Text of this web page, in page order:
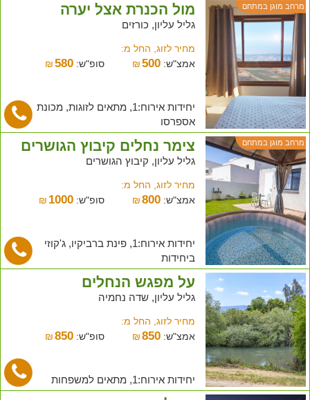
מרחב מוגן במתחם מול הכנרת אצל יערה
גליל עליון, כורזים
מחיר לזוג, החל מ:
אמצ"ש:
₪500 סופ"ש: ₪ 580
יחידות אירוח:1, מתאים לזוגות, מכונת
אספרסו
מרחב מוגן במתחם צימר נחלים קיבוץ הגושרים
גליל עליון, קיבוץ הגושרים
מחיר לזוג, החל מ:
אמצ"ש:
₪800 סופ"ש: ₪ 1000
יחידות אירוח:1, פינת ברביקיו, ג'קוזי
ביחידות
על מפגש הנחלים
גליל עליון, שדה נחמיה
מחיר לזוג, החל מ:
אמצ"ש:
₪850 סופ"ש: ₪ 850
יחידות אירוח:1, מתאים למשפחות